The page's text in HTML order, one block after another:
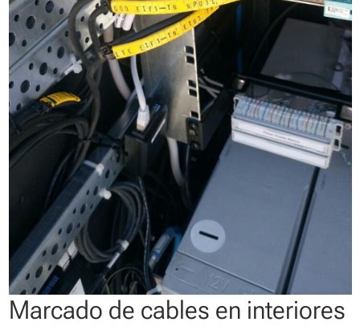
Marcado de cables en interiores